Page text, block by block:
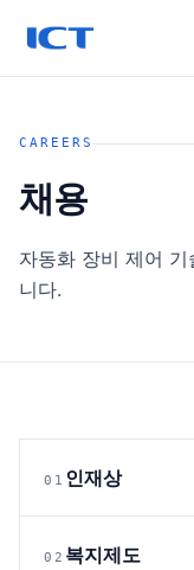
CAREERS
채용
자동화 장비 제어
니다.
0 1 인재상
0 2 복지제도